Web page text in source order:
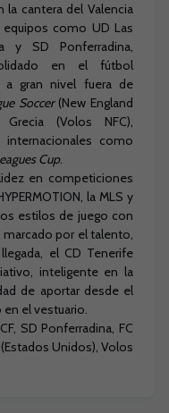
cantera del Valencia
como UD Las
y SD Ponferradina,
en el fútbol
a gran nivel fuera de
Soccer(New England
(Volos NFC),
como
Cup.
en competiciones
la MLS y
estilos de juego con
por el talento,
el CD Tenerife
inteligente en la
de aportar desde el
el vestuario.
SD Ponferradina, FC
Unidos), Volos